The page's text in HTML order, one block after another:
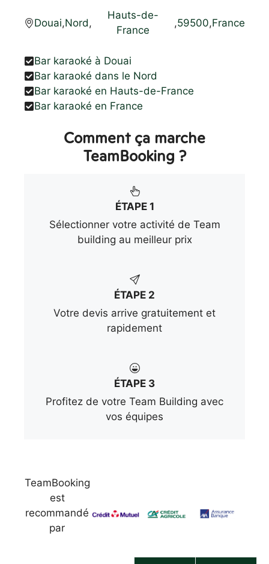
Douai,Nord,
Hauts-de-
France
,59500,France
Bar karaoké à Douai
Bar karaoké dans le Nord
Bar karaoké en Hauts-de-France
Bar karaoké en France
Comment ça marche
TeamBooking ?
ÉTAPE 1
Sélectionner votre activité de Team
building au meilleur prix
ÉTAPE 2
Votre devis arrive gratuitement et
rapidement
ÉTAPE 3
Profitez de votre Team Building avec
vos équipes
TeamBooking
est
recommandé
par